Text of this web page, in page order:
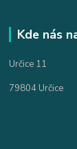
Kde nás
Určice 11
79804 Určice